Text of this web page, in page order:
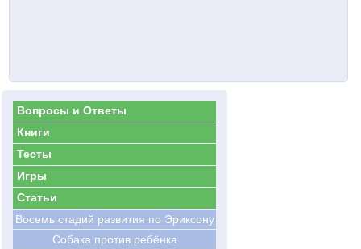
Вопросы и Ответы
Книги
Тесты
Игры
Статьи
Восемь стадий развития по Эриксону
Cобака против ребёнка